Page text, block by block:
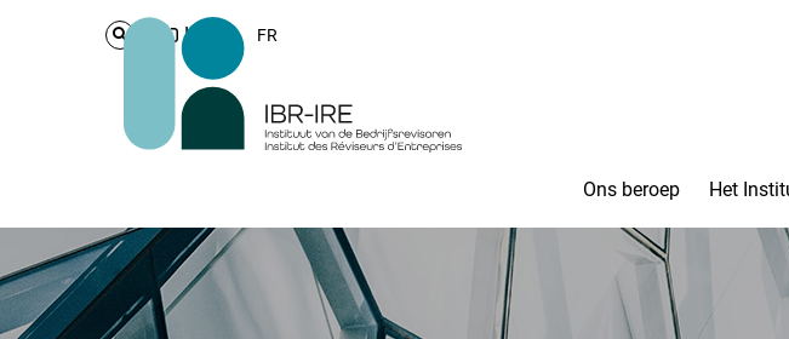
Login FR
Ons beroep Het